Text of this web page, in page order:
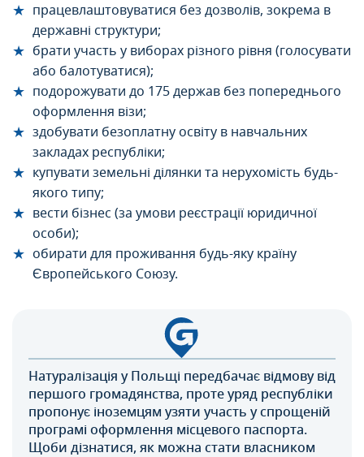
працевлаштовуватися без дозволів, зокрема в
державні структури;
брати участь у виборах різного рівня (голосувати
або балотуватися);
подорожувати до 175 держав без попереднього
оформлення візи;
здобувати безоплатну освіту в навчальних
закладах республіки;
купувати земельні ділянки та нерухомість будь-
якого типу;
вести бізнес (за умови реєстрації юридичної
особи);
обирати для проживання будь-яку країну
Європейського Союзу.
Натуралізація у Польщі передбачає відмову від
першого громадянства, проте уряд республіки
пропонує іноземцям узяти участь у спрощеній
програмі оформлення місцевого паспорта.
Щоби дізнатися, як можна стати власником